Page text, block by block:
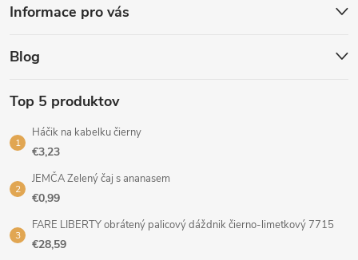
Informace pro vás
Blog
Top 5 produktov
Háčik na kabelku čierny
€3,23
JEMČA Zelený čaj s ananasem
€0,99
FARE LIBERTY obrátený palicový dáždnik čierno-limetkový 7715
€28,59